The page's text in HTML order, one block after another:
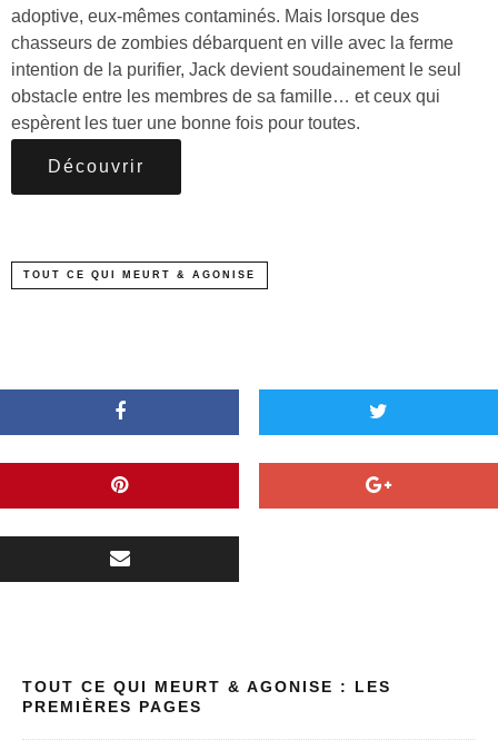
adoptive, eux-mêmes contaminés. Mais lorsque des
chasseurs de zombies débarquent en ville avec la ferme
intention de la purifier, Jack devient soudainement le seul
obstacle entre les membres de sa famille… et ceux qui
espèrent les tuer une bonne fois pour toutes.
Découvrir
TOUT CE QUI MEURT & AGONISE
TOUT CE QUI MEURT & AGONISE : LES
PREMIÈRES PAGES